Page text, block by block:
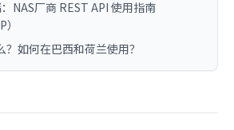
NAS厂商 REST API 使用指南
如何在巴西和荷兰使用？